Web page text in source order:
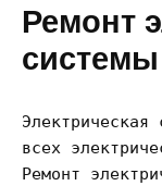
Ремонт
Электрическая
всех
Ремонт